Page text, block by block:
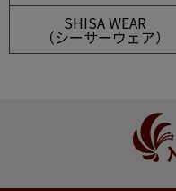
SHISA WEAR
（シーサーウェア）